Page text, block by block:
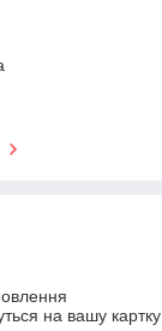
на вашу картку